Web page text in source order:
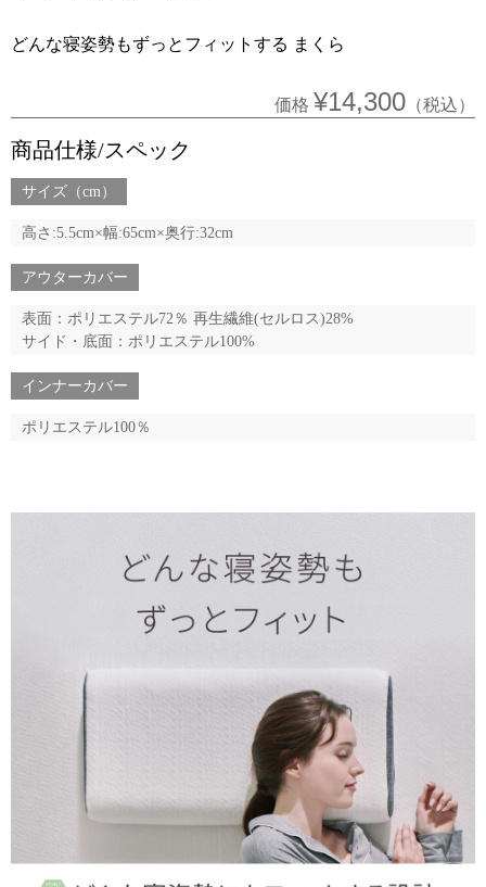
どんな寝姿勢もずっとフィットする まくら
価格 ¥14,300 （税込）
商品仕様/スペック
サイズ（cm）
高さ:5.5cm×幅:65cm×奥行:32cm
アウターカバー
表面：ポリエステル72％ 再生繊維(セルロス)28%
サイド・底面：ポリエステル100%
インナーカバー
ポリエステル100％